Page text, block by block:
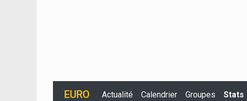
EURO Actualité Calendrier Groupes Stats